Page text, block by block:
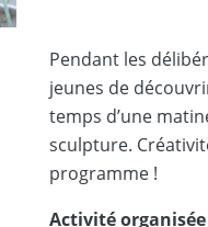
Pendant les
jeunes de
temps d’une
sculpture.
programme !
Activité